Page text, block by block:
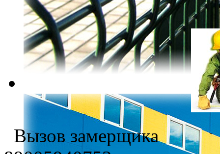
Вызов замерщика